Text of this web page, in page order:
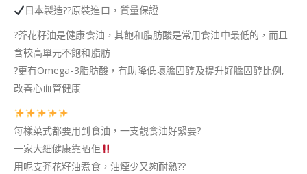
日本製造??原裝進口，質量保證
?芥花籽油是健康食油，其飽和脂肪酸是常用食油中最低的，而且
含較高單元不飽和脂肪
?更有Omega-3脂肪酸，有助降低壞膽固醇及提升好膽固醇比例,
改善心血管健康
每樣菜式都要用到食油，一支靚食油好緊要?
一家大細健康靠晒佢
用呢支芥花籽油煮食，油煙少又夠耐熱??